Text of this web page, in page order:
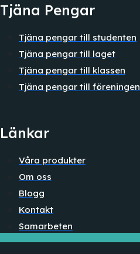
Tjäna Pengar
Tjäna pengar till studenten
Tjäna pengar till laget
Tjäna pengar till klassen
Tjäna pengar till föreningen
Länkar
Våra produkter
Om oss
Blogg
Kontakt
Samarbeten